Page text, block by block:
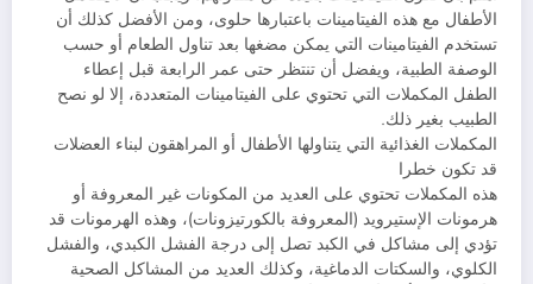
الأطفال مع هذه الفيتامينات باعتبارها حلوى، ومن الأفضل كذلك أن
تستخدم الفيتامينات التي يمكن مضغها بعد تناول الطعام أو حسب
الوصفة الطبية، ويفضل أن تنتظر حتى عمر الرابعة قبل إعطاء
الطفل المكملات التي تحتوي على الفيتامينات المتعددة، إلا لو نصح
الطبيب بغير ذلك.
المكملات الغذائية التي يتناولها الأطفال أو المراهقون لبناء العضلات
قد تكون خطرا
هذه المكملات تحتوي على العديد من المكونات غير المعروفة أو
هرمونات الإستيرويد (المعروفة بالكورتيزونات)، وهذه الهرمونات قد
تؤدي إلى مشاكل في الكبد تصل إلى درجة الفشل الكبدي، والفشل
الكلوي، والسكتات الدماغية، وكذلك العديد من المشاكل الصحية